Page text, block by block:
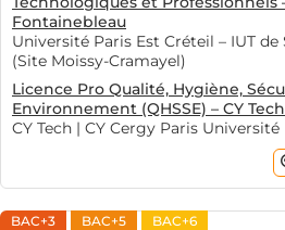
Fontainebleau
Université Paris Est Créteil – IUT
(Site Moissy-Cramayel)
Licence Pro Qualité, Hygiène,
Environnement (QHSSE) – CY Tech
CY Tech | CY Cergy Paris Université
BAC+3 BAC+5 BAC+6